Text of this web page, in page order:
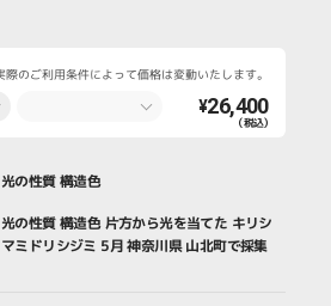
のご利用条件によって価格は変動いたします。
¥26,400
（税込）
光の性質 構造色
光の性質 構造色 片方から光を当てた キリシ
マミドリシジミ 5月 神奈川県 山北町で採集